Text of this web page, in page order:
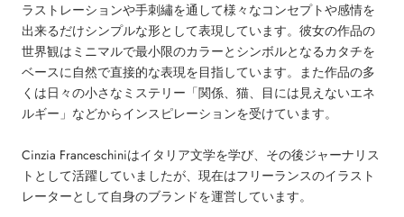
ラストレーションや手刺繡を通して様々なコンセプトや感情を
出来るだけシンプルな形として表現しています。彼女の作品の
世界観はミニマルで最小限のカラーとシンボルとなるカタチを
ベースに自然で直接的な表現を目指しています。また作品の多
くは日々の小さなミステリー「関係、猫、目には見えないエネ
ルギー」などからインスピレーションを受けています。
Cinzia Franceschiniはイタリア文学を学び、その後ジャーナリス
トとして活躍していましたが、現在はフリーランスのイラスト
レーターとして自身のブランドを運営しています。